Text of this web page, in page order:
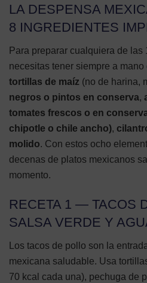
LA DESPENSA
8 INGREDIENTES
Para preparar cualquiera de las
necesitas tener siempre a
tortillas de maíz (no de harina,
negros o pintos en conserva,
tomates frescos o en
chipotle o chile ancho),
molido. Con estos ocho
decenas de platos mexicanos
momento.
RECETA 1 — TACOS
SALSA VERDE Y
Los tacos de pollo son la
mexicana saludable. Usa
70 kcal cada una), pechuga de